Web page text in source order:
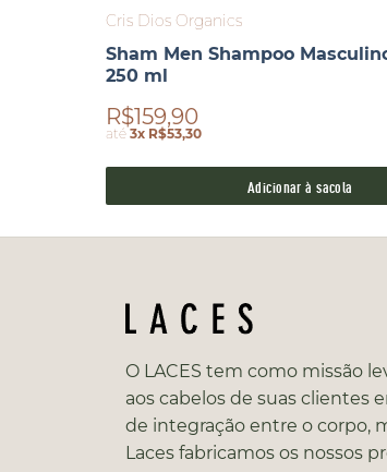
Cris Dios Organics
Sham Men Shampoo
250 ml
R$159,90
até3x R$53,30
Adicionar à sacola
O LACES tem como missão
aos cabelos de suas clientes
de integração entre o corpo,
Laces fabricamos os nossos